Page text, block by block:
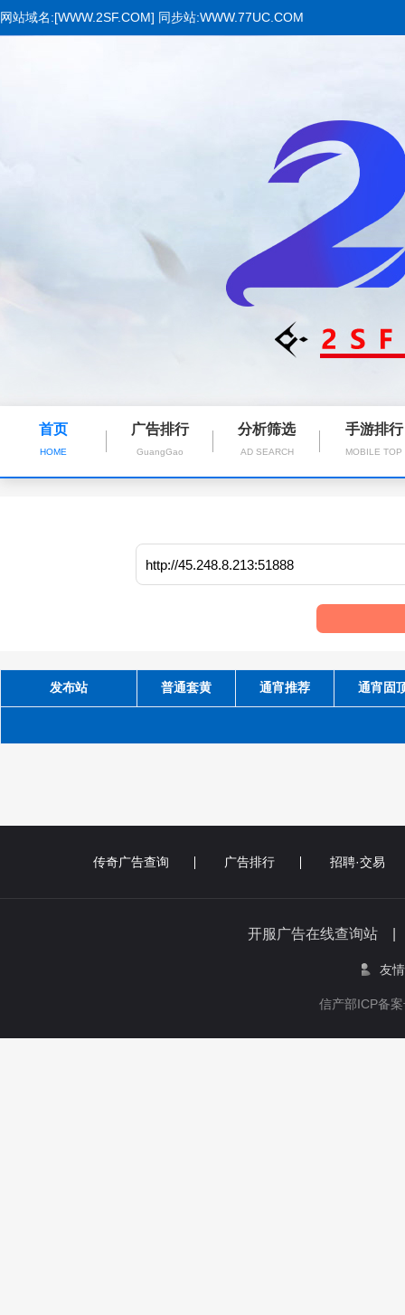
网站域名:[WWW.2SF.COM] 同步站:WWW.77UC.COM
首页
HOME
广告排行
GuangGao
分析筛选
AD SEARCH
手游排行
MOBILE TOP
发布站 普通套黄 通宵推荐 通宵固
传奇广告查询 广告排行 招聘·交易
开服广告在线查询站
友
信产部ICP备